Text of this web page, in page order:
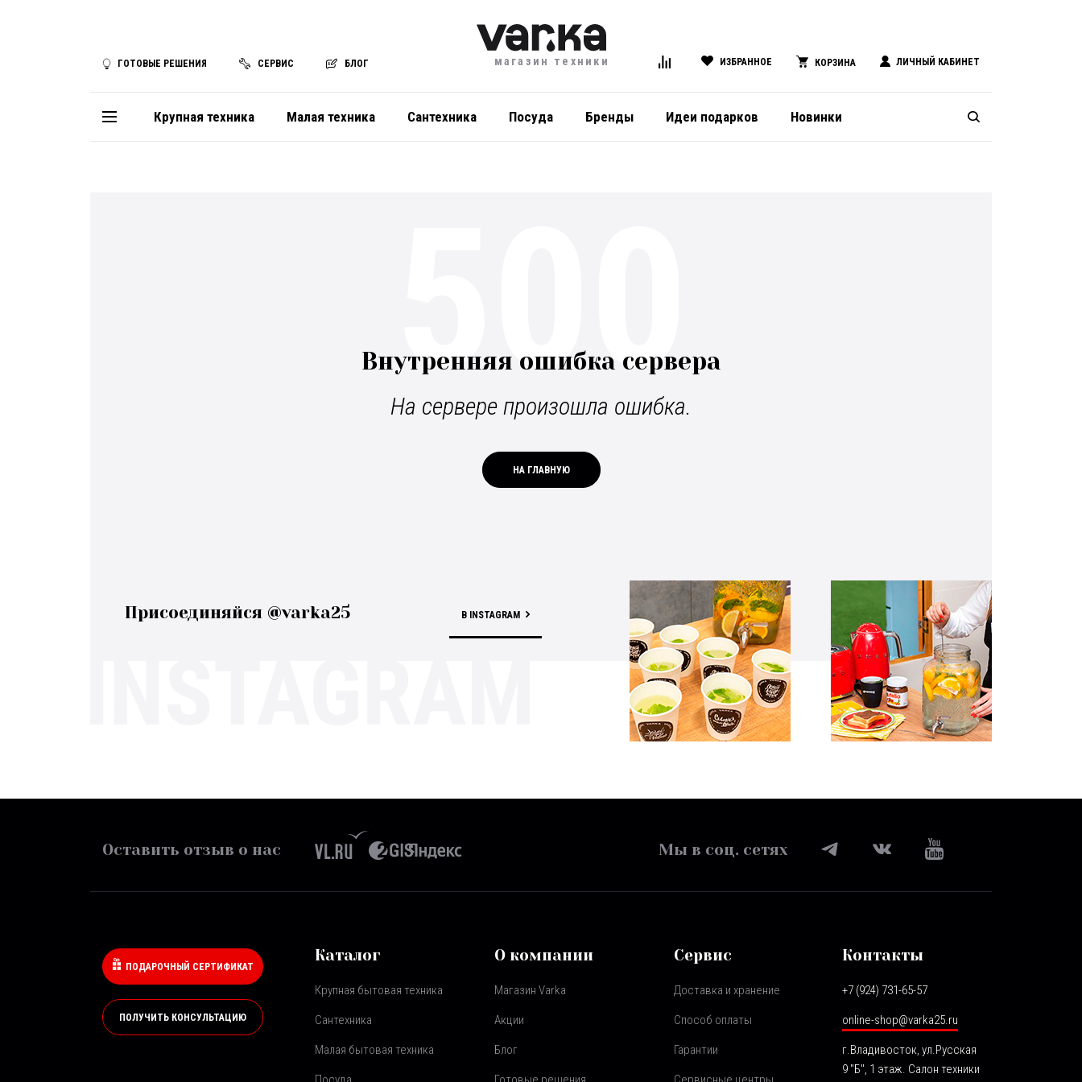
ГОТОВЫЕ РЕШЕНИЯ СЕРВИС БЛОГ магазин техники ИЗБРАННОЕ КОРЗИНА ЛИЧНЫЙ КАБИНЕТ
Крупная техника Малая техника Сантехника Посуда Бренды Идеи подарков Новинки
Внутренняя ошибка сервера
На сервере произошла ошибка.
НА ГЛАВНУЮ
500
Присоединяйся @varka25 В INSTAGRAM
Оставить отзыв о нас Мы в соц. сетях
ПОДАРОЧНЫЙ СЕРТИФИКАТ
ПОЛУЧИТЬ КОНСУЛЬТАЦИЮ
Каталог
Крупная бытовая техника
Сантехника
Малая бытовая техника
О компании
Магазин Varka
Акции
Блог
Сервис
Доставка и хранение
Способ оплаты
Гарантии
Контакты
+7 (924) 731-65-57
online-shop@varka25.ru
г.Владивосток, ул.Русская
9 "Б", 1 этаж. Салон техники